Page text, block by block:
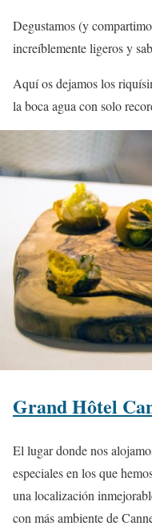
Degustamos (y
increíblemente ligeros y
Aquí os dejamos los
la boca agua con solo
Grand Hôtel
El lugar donde nos
especiales en los que
una localización
con más ambiente de